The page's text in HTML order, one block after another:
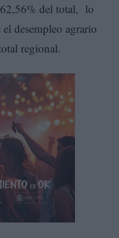
62,56% del total, lo
desempleo agrario
regional.